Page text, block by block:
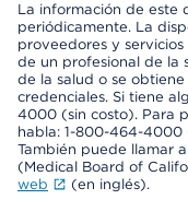
La información de este
periódicamente. La
proveedores y
de un profesional de la
de la salud o se
credenciales. Si tiene
4000 (sin costo). Para
habla: 1-800-464-4000
También puede llamar
(Medical Board of
web
(en inglés).